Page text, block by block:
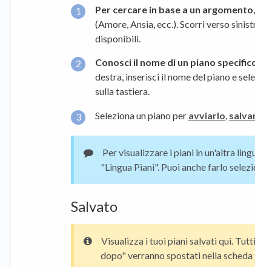
Per cercare in base a un argomento
(Amore, Ansia, ecc.). Scorri verso
disponibili.
Conosci il nome di un piano
destra, inserisci il nome del piano e
sulla tastiera.
Seleziona un piano per avviarlo
Per visualizzare i piani in un'altra
"Lingua Piani". Puoi anche farlo
Salvato
Visualizza i tuoi piani salvati qui.
dopo" verranno spostati nella scheda